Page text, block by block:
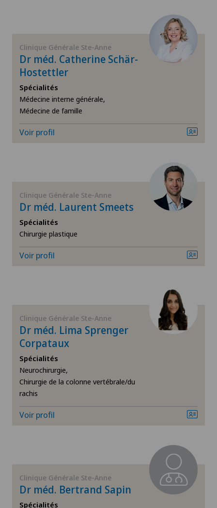
Arthrose de la hanche
Arthrose de l’épaule
Arthrose du genou
Chiropractie
Chirurgie cervico-faciale
Chirurgie de la colonne vertébrale/du rachis
Chirurgie de l’épaule
Chirurgie du genou
Chirurgie du pied/de la cheville
Conflit fémoro-acétabulaire
Clinique Générale Ste-Anne
Dr méd. Catherine Schär-
Hostettler
Spécialités
Médecine interne générale,
Médecine de famille
Voir profil
Clinique Générale Ste-Anne
Dr méd. Laurent Smeets
Spécialités
Chirurgie plastique
Voir profil
Clinique Générale Ste-Anne
Dr méd. Lima Sprenger
Corpataux
Spécialités
Neurochirurgie,
Chirurgie de la colonne vertébrale/du
rachis
Voir profil
Clinique Générale Ste-Anne
Dr méd. Bertrand Sapin
Spécialités